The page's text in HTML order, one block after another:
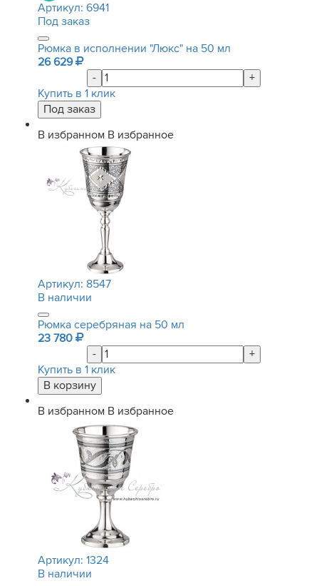
Артикул: 6941
Под заказ
Рюмка в исполнении "Люкс" на 50 мл
26 629
-
+
Купить в 1 клик
В избранном В избранное
Артикул: 8547
В наличии
Рюмка серебряная на 50 мл
23 780
-
+
Купить в 1 клик
В избранном В избранное
Артикул: 1324
В наличии